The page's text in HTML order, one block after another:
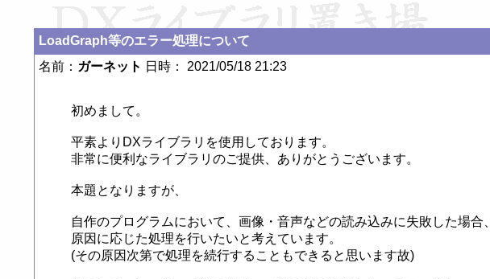
LoadGraph等のエラー処理について
名前： ガーネット 日時： 2021/05/18 21:23
初めまして。
平素よりDXライブラリを使用しております。
非常に便利なライブラリのご提供、ありがとうございます。
本題となりますが、
自作のプログラムにおいて、画像・音声などの読み込みに失敗した場合、
原因に応じた処理を行いたいと考えています。
(その原因次第で処理を続行することもできると思います故)